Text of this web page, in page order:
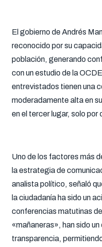
El gobierno de Andrés
reconocido por su
población, generando
con un estudio de la
entrevistados tienen una
moderadamente alta en
en el tercer lugar, solo
Uno de los factores más
la estrategia de
analista político, señaló
la ciudadanía ha sido un
conferencias matutinas
«mañaneras», han sido
transparencia,